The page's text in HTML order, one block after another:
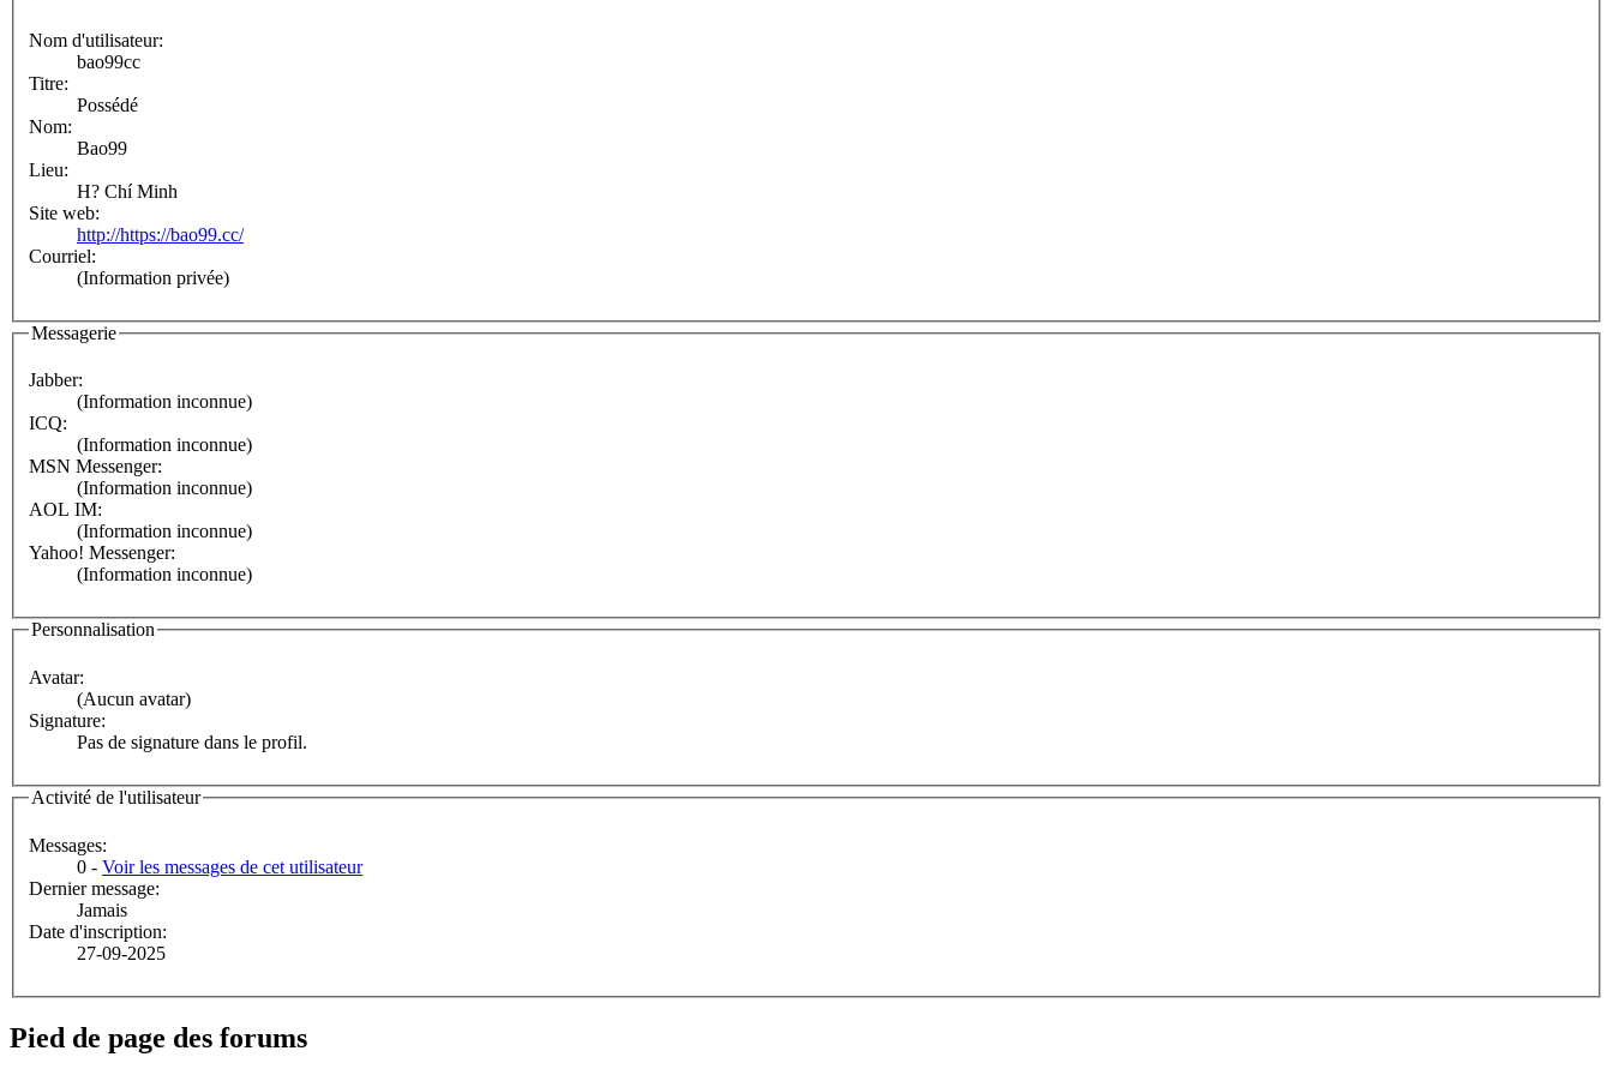
Nom d'utilisateur:
bao99cc
Titre:
Possédé
Nom:
Bao99
Lieu:
H? Chí Minh
Site web:
http://https://bao99.cc/
Courriel:
(Information privée)
Messagerie
Jabber:
(Information inconnue)
ICQ:
(Information inconnue)
MSN Messenger:
(Information inconnue)
AOL IM:
(Information inconnue)
Yahoo! Messenger:
(Information inconnue)
Personnalisation
Avatar:
(Aucun avatar)
Signature:
Pas de signature dans le profil.
Activité de l'utilisateur
Messages:
0 - Voir les messages de cet utilisateur
Dernier message:
Jamais
Date d'inscription:
27-09-2025
Pied de page des forums